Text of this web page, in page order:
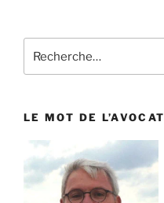
pour
LE MOT DE L’AVOCAT